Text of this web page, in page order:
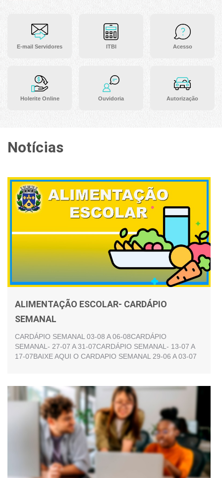
E-mail Servidores
Holerite Online
ITBI
Ouvidoria
Acesso
Autorização
Notícias
ALIMENTAÇÃO ESCOLAR- CARDÁPIO
SEMANAL
CARDÁPIO SEMANAL 03-08 A 06-08CARDÁPIO
SEMANAL- 27-07 A 31-07CARDÁPIO SEMANAL- 13-07 A
17-07BAIXE AQUI O CARDAPIO SEMANAL 29-06 A 03-07